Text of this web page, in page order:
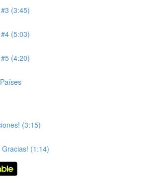
(3:45)
(5:03)
(4:20)
(3:15)
Gracias! (1:14)